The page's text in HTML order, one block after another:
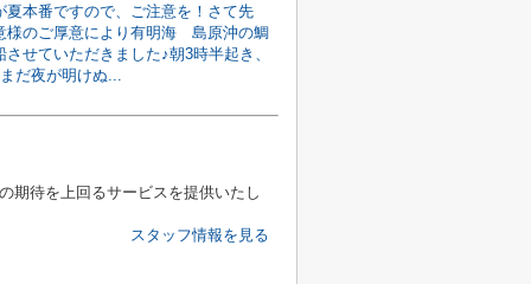
夏本番ですので、ご注意を！さて先
様のご厚意により有明海 島原沖の鯛
させていただきました♪朝3時半起き、
だ夜が明けぬ...
期待を上回るサービスを提供いたし
スタッフ情報を見る